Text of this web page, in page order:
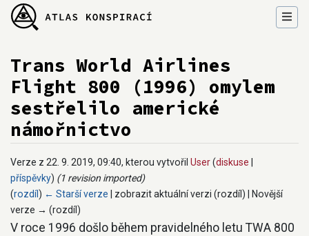
Trans World Airlines
Flight 800 (1996) omylem
sestřelilo americké
námořnictvo
Verze z 22. 9. 2019, 09:40, kterou vytvořil User(diskuse
příspěvky) (1 revision imported)
(rozdíl) ← Starší verze | zobrazit aktuální verzi (rozdíl) | Novější
verze → (rozdíl)
Přejít na:navigace, hledání
V roce 1996 došlo během pravidelného letu TWA 800